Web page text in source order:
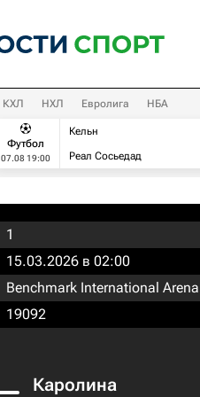
КХЛ НХЛ Евролига НБА
Футбол
07.08 19:00
Кельн
Реал Сосьедад
1
15.03.2026 в 02:00
Benchmark International Arena
19092
Каролина